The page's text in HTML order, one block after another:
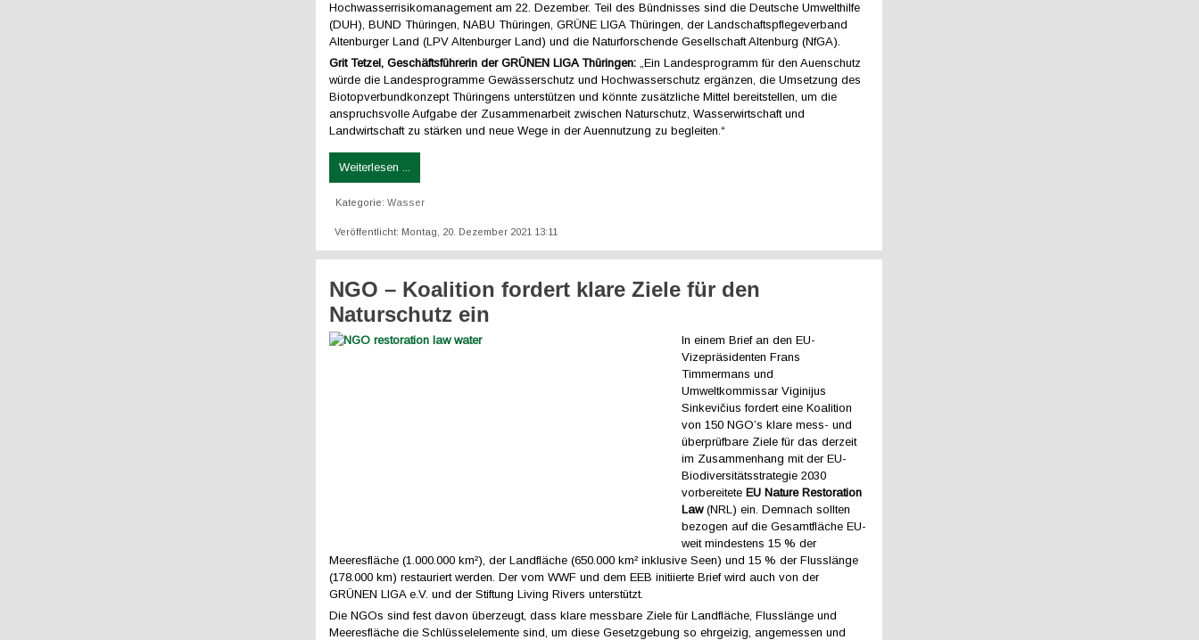
Hochwasserrisikomanagement am 22. Dezember. Teil des Bündnisses sind die Deutsche Umwelthilfe
(DUH), BUND Thüringen, NABU Thüringen, GRÜNE LIGA Thüringen, der Landschaftspflegeverband
Altenburger Land (LPV Altenburger Land) und die Naturforschende Gesellschaft Altenburg (NfGA).
Grit Tetzel, Geschäftsführerin der GRÜNEN LIGA Thüringen: „Ein Landesprogramm für den Auenschutz
würde die Landesprogramme Gewässerschutz und Hochwasserschutz ergänzen, die Umsetzung des
Biotopverbundkonzept Thüringens unterstützen und könnte zusätzliche Mittel bereitstellen, um die
anspruchsvolle Aufgabe der Zusammenarbeit zwischen Naturschutz, Wasserwirtschaft und
Landwirtschaft zu stärken und neue Wege in der Auennutzung zu begleiten.“
Weiterlesen ...
Kategorie:Wasser
Veröffentlicht: Montag, 20. Dezember 2021 13:11
NGO – Koalition fordert klare Ziele für den
Naturschutz ein
In einem Brief an den EU-
Vizepräsidenten Frans
Timmermans und
Umweltkommissar Viginijus
Sinkevičius fordert eine Koalition
von 150 NGO’s klare mess- und
überprüfbare Ziele für das derzeit
im Zusammenhang mit der EU-
Biodiversitätsstrategie 2030
vorbereitete EU Nature Restoration
Law(NRL) ein. Demnach sollten
bezogen auf die Gesamtfläche EU-
weit mindestens 15 % der
Meeresfläche (1.000.000 km²), der Landfläche (650.000 km² inklusive Seen) und 15 % der Flusslänge
(178.000 km) restauriert werden. Der vom WWF und dem EEB initiierte Brief wird auch von der
GRÜNEN LIGA e.V. und der Stiftung Living Rivers unterstützt.
Die NGOs sind fest davon überzeugt, dass klare messbare Ziele für Landfläche, Flusslänge und
Meeresfläche die Schlüsselelemente sind, um diese Gesetzgebung so ehrgeizig, angemessen und